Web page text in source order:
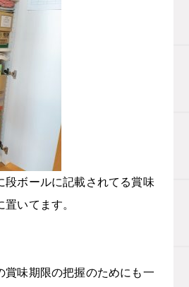
段ボールに記載されてる賞味
いてます。
賞味期限の把握のためにも一